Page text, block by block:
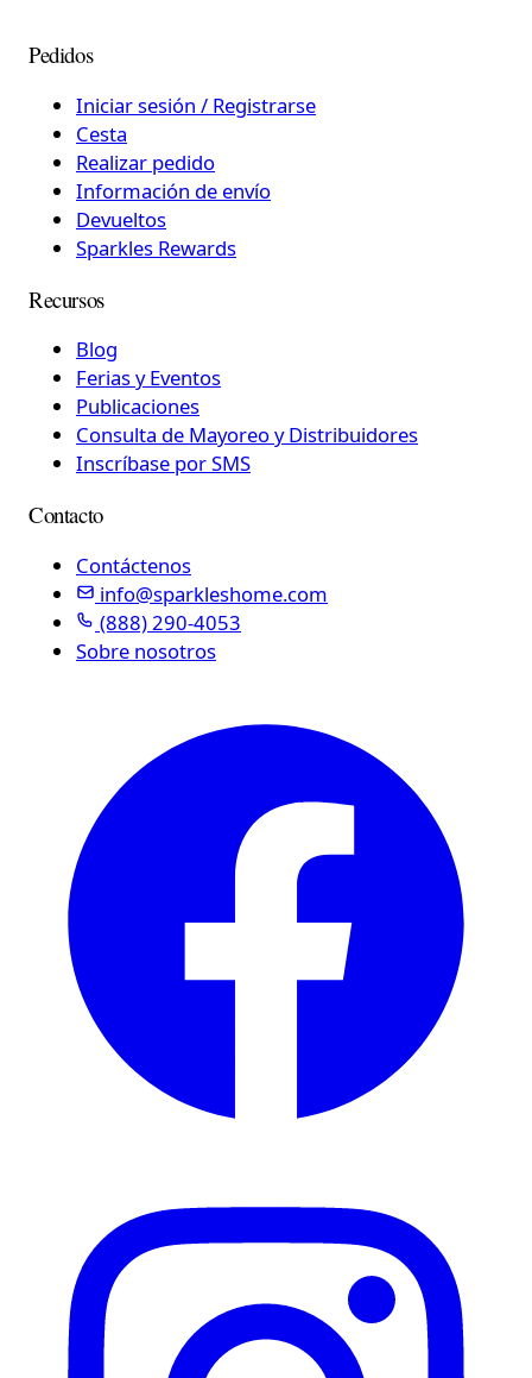
Pedidos
Iniciar sesión / Registrarse
Cesta
Realizar pedido
Información de envío
Devueltos
Sparkles Rewards
Recursos
Blog
Ferias y Eventos
Publicaciones
Consulta de Mayoreo y Distribuidores
Inscríbase por SMS
Contacto
Contáctenos
info@sparkleshome.com
(888) 290-4053
Sobre nosotros